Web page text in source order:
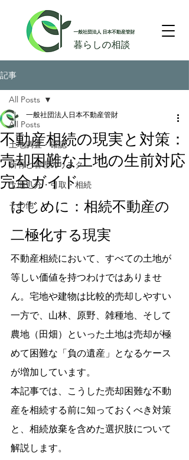
記事
All Posts
土地調査・確認
所有と管理のリスク
土地処分・引取・相続
その他
All Posts
不動産相続の現実と対策：
売却困難な土地の生前対応
完全ガイド
一般社団法人日本不動産管財
はじめに：相続不動産の
二極化する現実
不動産相続において、すべての土地が
等しい価値を持つわけではありませ
ん。宅地や建物は比較的売却しやすい
一方で、山林、原野、雑種地、そして
農地（田畑）といった土地は売却が極
めて困難な「負の遺産」となるケース
が増加しています。
本記事では、こうした売却困難な不動
産を相続する前に知っておくべき対策
と、相続放棄を含めた選択肢について
解説します。